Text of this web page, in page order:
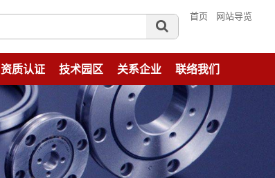
首页 网站导览
资质认证 技术园区 关系企业 联络我们